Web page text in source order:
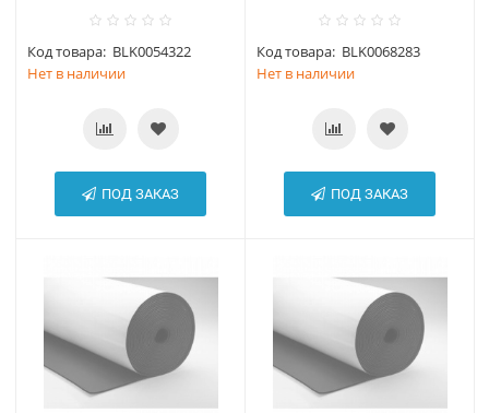
Код товара: BLK0054322
Нет в наличии
ПОД ЗАКАЗ
Код товара: BLK0068283
Нет в наличии
ПОД ЗАКАЗ